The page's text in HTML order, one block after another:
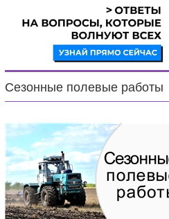
Сезонные полевые работы